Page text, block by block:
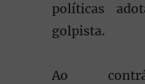
políticas
golpista.
Ao